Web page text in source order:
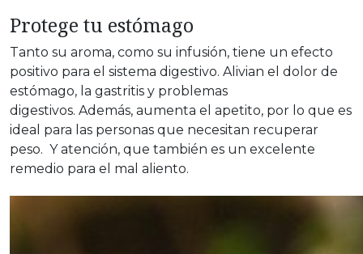
Protege tu estómago
Tanto su aroma, como su infusión, tiene un efecto
positivo para el sistema digestivo. Alivian el dolor de
estómago, la gastritis y problemas
digestivos. Además, aumenta el apetito, por lo que es
ideal para las personas que necesitan recuperar
peso. Y atención, que también es un excelente
remedio para el mal aliento.